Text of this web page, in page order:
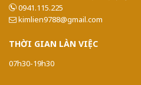
0941.115.225
kimlien9788@gmail.com
THỜI GIAN LÀN VIỆC
07h30-19h30